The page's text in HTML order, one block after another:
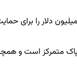
متمرکز است و